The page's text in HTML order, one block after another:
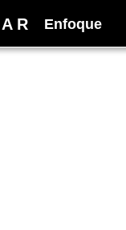
A R Enfoque